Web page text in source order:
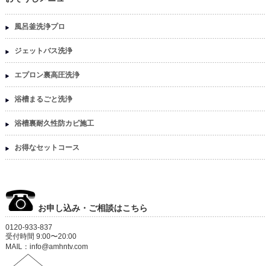
風呂釜洗浄プロ
ジェットバス洗浄
エプロン裏高圧洗浄
浴槽まるごと洗浄
浴槽裏耐久性防カビ施工
お得なセットコース
お申し込み・ご相談はこちら
0120-933-837
受付時間 9:00〜20:00
MAIL：info@amhntv.com